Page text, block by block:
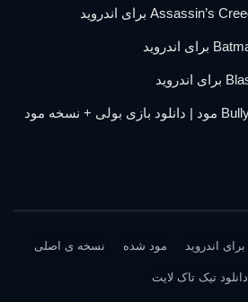
Bully : Anniversary Edition مود | دانلود بازی بولی + نسخه مود
برای اندروید مود شده نسخه ی اصلی
دانلود تیک تاک لایت